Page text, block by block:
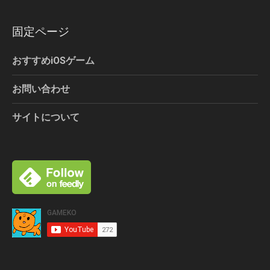
固定ページ
おすすめiOSゲーム
お問い合わせ
サイトについて